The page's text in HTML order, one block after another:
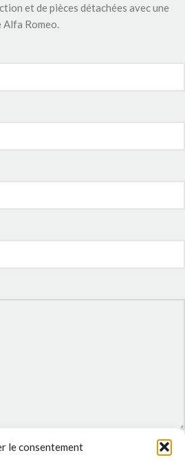
le consentement
et de pièces détachées avec une
Romeo.
confidentialitéde ce site.